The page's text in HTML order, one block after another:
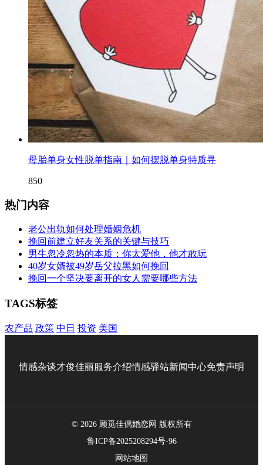
母胎单身女性脱单指南｜如何摆脱单身特质寻
850
热门内容
老公出轨如何处理婚姻危机
挽回前建立好友关系的关键与技巧
男生忽冷忽热的本质：你太爱他，他才敢玩
40岁女婿被49岁岳父拉黑如何挽回
挽回一个坚决要离开的女人需要哪些方法
TAGS标签
农产品 政策 中日 投资 美国
情感杂谈才俊佳丽服务介绍情感驿站新闻中心免责声明
© 2026 顾觅佳偶婚恋网 版权所有
鲁ICP备2025208294号-96
网站地图